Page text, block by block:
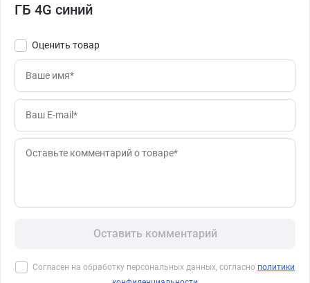
ГБ 4G синий
Оценить товар
Оставить комментарий
Согласен на обработку персональных данных, согласно политики